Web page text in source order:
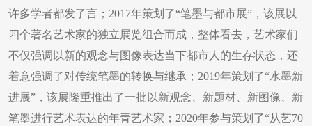
许多学者都发了言；2017年策划了“笔墨与都市展”，该展以
四个著名艺术家的独立展览组合而成，整体看去，艺术家们
不仅强调以新的观念与图像表达当下都市人的生存状态，还
着意强调了对传统笔墨的转换与继承；2019年策划了“水墨新
进展”，该展隆重推出了一批以新观念、新题材、新图像、新
笔墨进行艺术表达的年青艺术家；2020年参与策划了“从艺70